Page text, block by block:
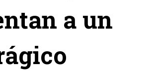
a un